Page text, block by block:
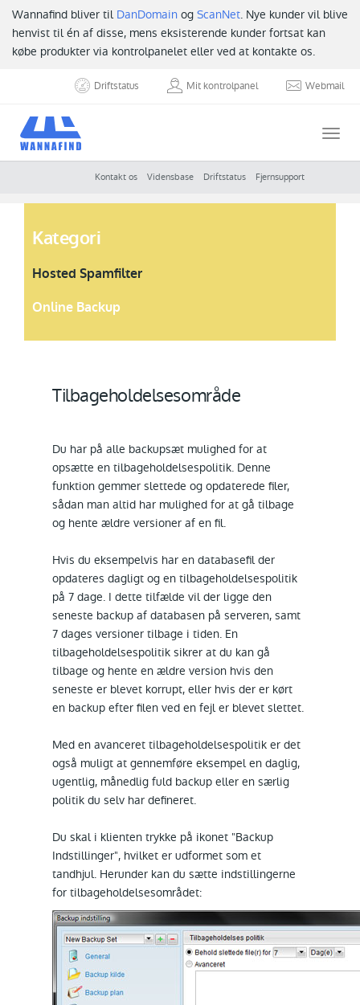
Wannafind bliver til DanDomain og ScanNet. Nye kunder vil blive
henvist til én af disse, mens eksisterende kunder fortsat kan
købe produkter via kontrolpanelet eller ved at kontakte os.
Driftstatus Mit kontrolpanel Webmail
Kontakt os Vidensbase Driftstatus Fjernsupport
Kategori
Hosted Spamfilter
Online Backup
Tilbageholdelsesområde
Du har på alle backupsæt mulighed for at
opsætte en tilbageholdelsespolitik. Denne
funktion gemmer slettede og opdaterede filer,
sådan man altid har mulighed for at gå tilbage
og hente ældre versioner af en fil.
Hvis du eksempelvis har en databasefil der
opdateres dagligt og en tilbageholdelsespolitik
på 7 dage. I dette tilfælde vil der ligge den
seneste backup af databasen på serveren, samt
7 dages versioner tilbage i tiden. En
tilbageholdelsespolitik sikrer at du kan gå
tilbage og hente en ældre version hvis den
seneste er blevet korrupt, eller hvis der er kørt
en backup efter filen ved en fejl er blevet slettet.
Med en avanceret tilbageholdelsespolitik er det
også muligt at gennemføre eksempel en daglig,
ugentlig, månedlig fuld backup eller en særlig
politik du selv har defineret.
Du skal i klienten trykke på ikonet "Backup
Indstillinger", hvilket er udformet som et
tandhjul. Herunder kan du sætte indstillingerne
for tilbageholdelsesområdet: